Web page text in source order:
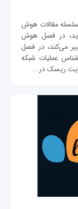
در ادامه سلسله مقالات هوش
در فصل هوش
می‌کند، در فصل
عملیات شبکه
ریسک در...